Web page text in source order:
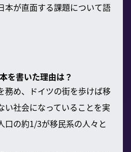
本が直面する課題について語
を書いた理由は？
務め、ドイツの街を歩けば移
い社会になっていることを実
口の約1/3が移民系の人々と